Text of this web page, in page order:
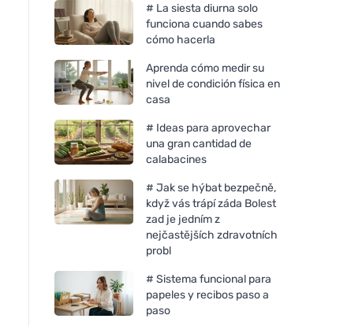
# La siesta diurna solo
funciona cuando sabes
cómo hacerla
Aprenda cómo medir su
nivel de condición física en
casa
# Ideas para aprovechar
una gran cantidad de
calabacines
# Jak se hýbat bezpečně,
když vás trápí záda Bolest
zad je jedním z
nejčastějších zdravotních
probl
# Sistema funcional para
papeles y recibos paso a
paso